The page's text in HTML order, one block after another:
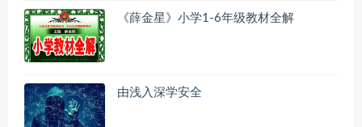
《薛金星》小学1-6年级教材全解
由浅入深学安全